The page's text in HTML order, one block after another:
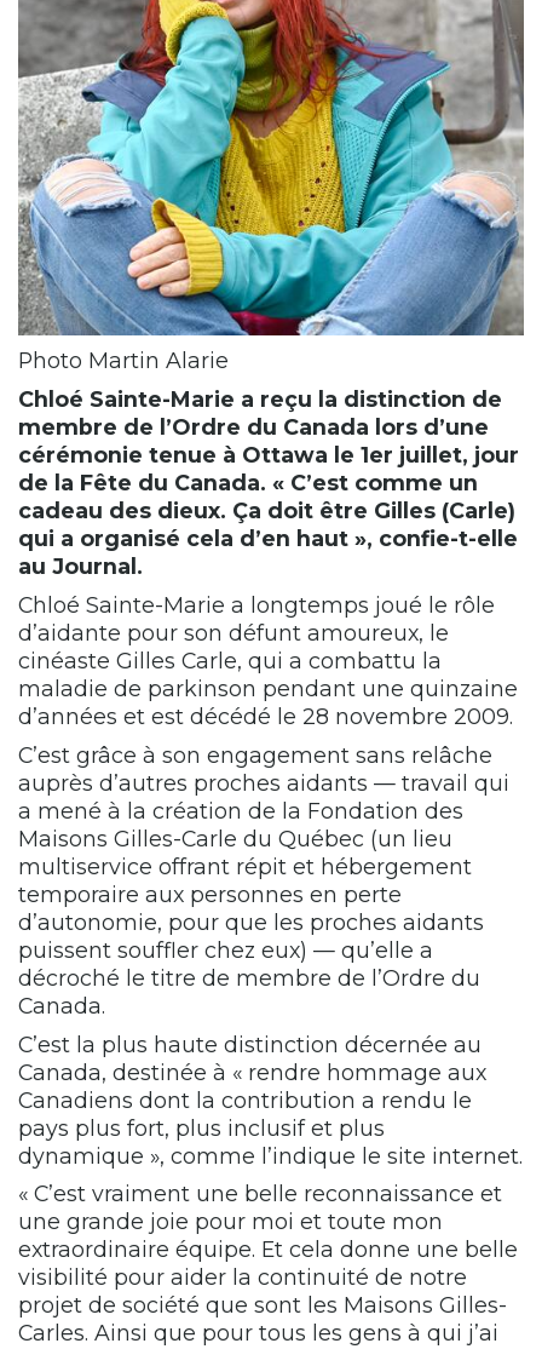
Photo Martin Alarie
Chloé Sainte-Marie a reçu la distinction de
membre de l’Ordre du Canada lors d’une
cérémonie tenue à Ottawa le 1er juillet, jour
de la Fête du Canada. « C’est comme un
cadeau des dieux. Ça doit être Gilles (Carle)
qui a organisé cela d’en haut », confie-t-elle
au Journal.
Chloé Sainte-Marie a longtemps joué le rôle
d’aidante pour son défunt amoureux, le
cinéaste Gilles Carle, qui a combattu la
maladie de parkinson pendant une quinzaine
d’années et est décédé le 28 novembre 2009.
C’est grâce à son engagement sans relâche
auprès d’autres proches aidants — travail qui
a mené à la création de la Fondation des
Maisons Gilles-Carle du Québec (un lieu
multiservice offrant répit et hébergement
temporaire aux personnes en perte
d’autonomie, pour que les proches aidants
puissent souffler chez eux) — qu’elle a
décroché le titre de membre de l’Ordre du
Canada.
C’est la plus haute distinction décernée au
Canada, destinée à « rendre hommage aux
Canadiens dont la contribution a rendu le
pays plus fort, plus inclusif et plus
dynamique », comme l’indique le site internet.
« C’est vraiment une belle reconnaissance et
une grande joie pour moi et toute mon
extraordinaire équipe. Et cela donne une belle
visibilité pour aider la continuité de notre
projet de société que sont les Maisons Gilles-
Carles. Ainsi que pour tous les gens à qui j’ai